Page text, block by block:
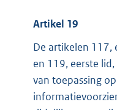
Artikel 19
De artikelen 117,
en 119, eerste
van toepassing